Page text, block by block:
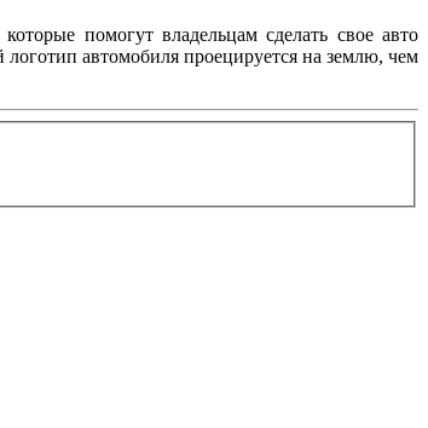
помогут владельцам сделать свое авто
автомобиля проецируется на землю, чем